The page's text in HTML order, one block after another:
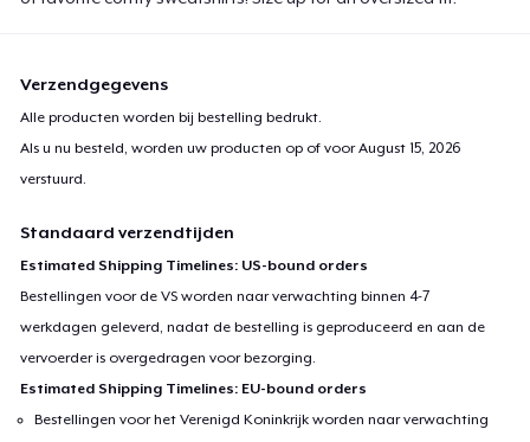
Verzendgegevens
Alle producten worden bij bestelling bedrukt.
Als u nu besteld, worden uw producten op of voorAugust 15, 2026
verstuurd.
Standaard verzendtijden
Estimated Shipping Timelines: US-bound orders
Bestellingen voor de VS worden naar verwachting binnen 4-7
werkdagen geleverd, nadat de bestelling is geproduceerd en aan de
vervoerder is overgedragen voor bezorging.
Estimated Shipping Timelines: EU-bound orders
Bestellingen voor het Verenigd Koninkrijk worden naar verwachting